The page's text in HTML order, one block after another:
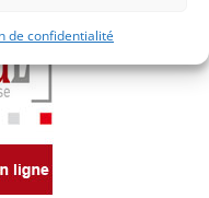
de confidentialité